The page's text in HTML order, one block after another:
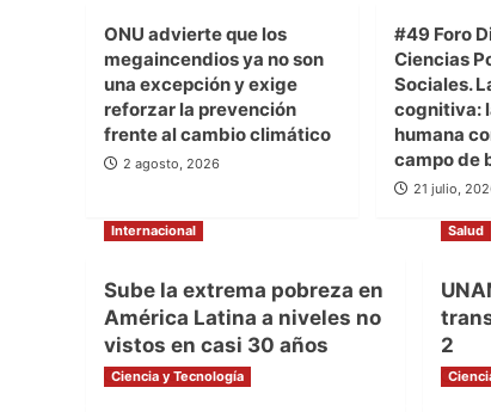
ONU advierte que los
megaincendios ya no son
una excepción y exige
reforzar la prevención
frente al cambio climático
2 agosto, 2026
#49 Foro
Ciencias
Sociales.
cognitiva:
humana
campo de
21 julio,
Internacional
Sube la extrema pobreza en
América Latina a niveles no
vistos en casi 30 años
27 enero, 2022
Salud
2
23
Ciencia y Tecnología